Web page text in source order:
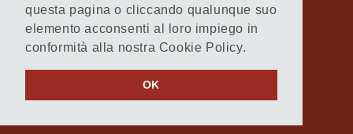
questa pagina o cliccando qualunque suo
elemento acconsenti al loro impiego in
conformità alla nostra Cookie Policy.
OK
Amministrazione trasparente
Atti di notifica
Feed RSS
Servizi Intranet